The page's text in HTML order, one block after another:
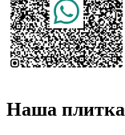
Наша плитка